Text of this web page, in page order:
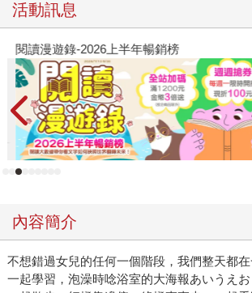
活動訊息
閱讀漫遊錄-2026上半年暢銷榜
內容簡介
不想錯過女兒的任何一個階段，我們整天都
一起學習，泡澡時唸浴室的大海報あいうえお